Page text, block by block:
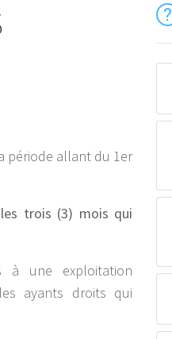
période allant du 1er
trois (3) mois qui
à une exploitation
ayants droits qui